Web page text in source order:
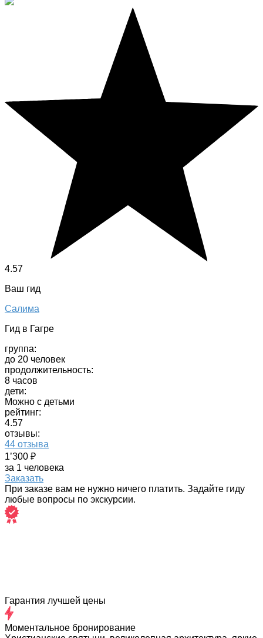
4.57
Ваш гид
Салима
Гид в Гагре
группа:
до 20 человек
продолжительность:
8 часов
дети:
Можно с детьми
рейтинг:
4.57
отзывы:
44 отзыва
1’300 ₽
за 1 человека
Заказать
При заказе вам не нужно ничего платить. Задайте гиду
любые вопросы по экскурсии.
Гарантия лучшей цены
Моментальное бронирование